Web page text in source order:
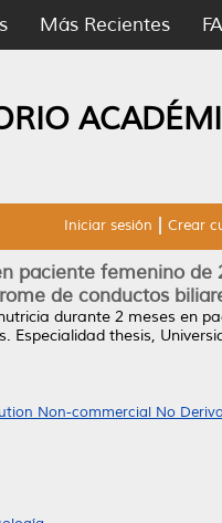
Más Recientes
Iniciar sesión Crear
paciente femenino
de conductos
durante 2 meses en
Especialidad thesis,
Non-commercial No